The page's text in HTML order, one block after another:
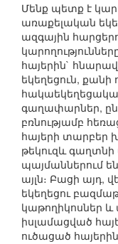
Մենք պետք է
առաքելական
ազգային
հայերին`
եկեղեցուն, քանի
գաղափարներ,
բռնությամբ
հայերի տարբեր
թեկուզև
պայմաններում
այլն։ Բացի այդ,
եկեղեցու
կաթողիկոսներ
իսլամացված
ուծացած